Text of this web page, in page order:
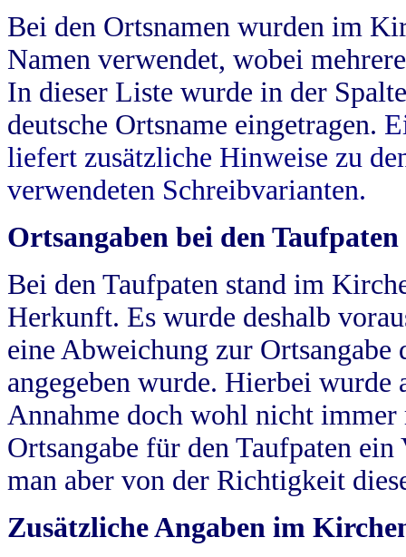
Bei den Ortsnamen wurden im
Namen verwendet, wobei
In dieser Liste wurde in der
deutsche Ortsname eingetragen.
liefert zusätzliche Hinweise zu
verwendeten Schreibvarianten.
Ortsangaben bei den Taufpaten
Bei den Taufpaten stand im
Herkunft. Es wurde deshalb
eine Abweichung zur
angegeben wurde. Hierbei wurde
Annahme doch wohl nicht
Ortsangabe für den Taufpaten
man aber von der Richtigkeit
Zusätzliche Angaben im